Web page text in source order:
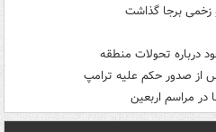
برجا گذاشت
درباره تحولات منطقه
از صدور حکم علیه ترامپ
مراسم اربعین